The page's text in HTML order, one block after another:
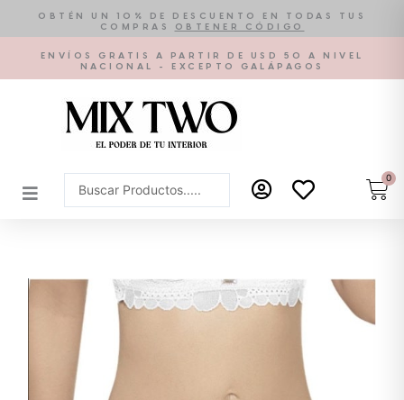
contenido
OBTÉN UN 10% DE DESCUENTO EN TODAS TUS
COMPRAS
OBTENER CÓDIGO
ENVÍOS GRATIS A PARTIR DE USD 50 A NIVEL
NACIONAL - EXCEPTO GALÁPAGOS
Search
...
0